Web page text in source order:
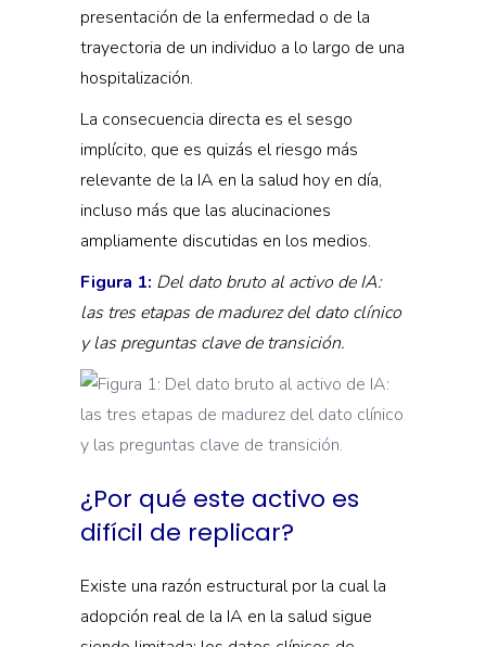
presentación de la enfermedad o de la
trayectoria de un individuo a lo largo de una
hospitalización.
La consecuencia directa es el sesgo
implícito, que es quizás el riesgo más
relevante de la IA en la salud hoy en día,
incluso más que las alucinaciones
ampliamente discutidas en los medios.
Figura 1: Del dato bruto al activo de IA:
las tres etapas de madurez del dato clínico
y las preguntas clave de transición.
¿Por qué este activo es
difícil de replicar?
Existe una razón estructural por la cual la
adopción real de la IA en la salud sigue